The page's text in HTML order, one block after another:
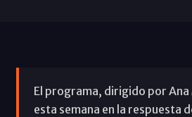
El programa, dirigido por Ana
esta semana en la respuesta